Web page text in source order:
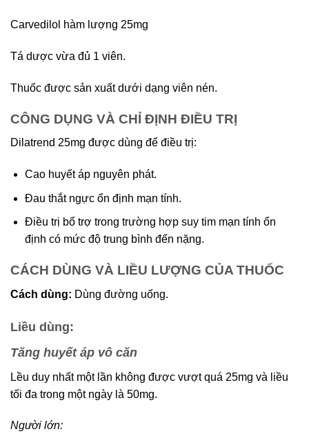
Carvedilol hàm lượng 25mg
Tá dược vừa đủ 1 viên.
Thuốc được sản xuất dưới dạng viên nén.
CÔNG DỤNG VÀ CHỈ ĐỊNH ĐIỀU TRỊ
Dilatrend 25mg được dùng để điều trị:
Cao huyết áp nguyên phát.
Đau thắt ngực ổn định mạn tính.
Điều trị bổ trợ trong trường hợp suy tim mạn tính ổn
định có mức độ trung bình đến nặng.
CÁCH DÙNG VÀ LIỀU LƯỢNG CỦA THUỐC
Cách dùng: Dùng đường uống.
Liều dùng:
Tăng huyết áp vô căn
Lều duy nhất một lần không được vượt quá 25mg và liều
tối đa trong một ngày là 50mg.
Người lớn: